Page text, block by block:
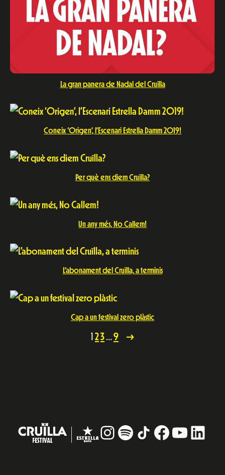
La gran panera de Nadal del Cruïlla
Coneix ‘Origen’, l’Escenari Estrella Damm 2019!
Per què ens diem Cruïlla?
Un any més, No Callem!
L’abonament del Cruïlla, a terminis
Cap a un festival zero plàstic
1 23…9 →
Instagram
# TikTokFacebook